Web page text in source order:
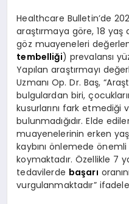
Healthcare Bulletin’de
araştırmaya göre, 18 yaş
göz muayeneleri
tembelliği) prevalansı
Yapılan araştırmayı
Uzmanı Op. Dr. Baş,
bulgulardan biri,
kusurlarını fark
bulunmadığıdır. Elde
muayenelerinin erken
kaybını önlemede önemli
koymaktadır. Özellikle 7
tedavilerde başarı
vurgulanmaktadır”